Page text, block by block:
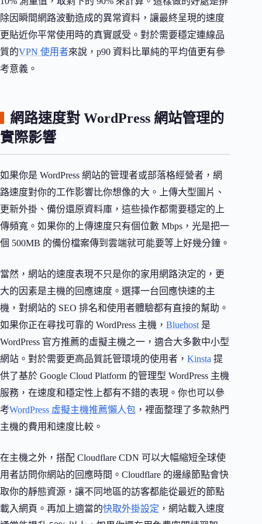
除因瞬間網路波動造成的異常資料，讓最終呈現的速度
更貼近你平常使用時的真實感受。對於需要穩定連線品
質的VPN 使用者來說，p90 資料比單純的平均值更有參
考意義。
網路速度對 WordPress 網站管理的
實際影響
如果你是 WordPress 網站的管理者或部落格經營者，網
路速度對你的工作影響比你想像的大。上傳大型圖片、
更新外掛、備份還原資料庫，這些操作都需要穩定的上
傳頻寬。如果你的上傳速度只有個位數 Mbps，光是把一
個 500MB 的備份檔案傳到雲端就可能要等上好幾分鐘。
當然，網站的速度表現不只是你的家用網路決定的，更
大的因素是主機的回應速度。選擇一台回應快速的主
機，對網站的 SEO 排名和使用者體驗都有直接的幫助。
如果你正在尋找可靠的 WordPress 主機， Bluehost 是
WordPress 官方推薦的虛擬主機之一，適合大多數中小型
網站。對於需要更高品質託管環境的使用者， Kinsta 提
供了基於 Google Cloud Platform 的管理型 WordPress 主機
服務，在速度和穩定性上都有不錯的表現。你也可以參
考WordPress 虛擬主機推薦懶人包 ，裡面整理了多款熱門
主機的費用和速度比較。
在主機之外，搭配 Cloudflare CDN 可以大幅縮短全球使
用者訪問你網站的回應時間。Cloudflare 的邊緣節點會快
取你的靜態資源，讓不同地區的訪客都能從最近的節點
載入網頁。再加上適當的快取外掛設定 ，網站載入速度